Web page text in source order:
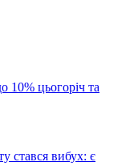
10% цьогоріч та
стався вибух: є